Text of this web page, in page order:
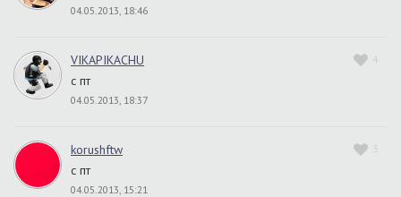
04.05.2013, 18:46
4
VIKAPIKACHU
с пт
04.05.2013, 18:37
3
korushftw
с пт
04.05.2013, 15:21